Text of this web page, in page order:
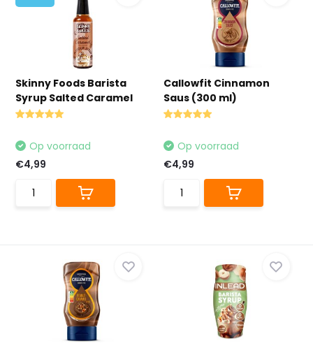
Skinny Foods Barista
Syrup Salted Caramel
Op voorraad
€4,99
Callowfit Cinnamon
Saus (300 ml)
Op voorraad
€4,99